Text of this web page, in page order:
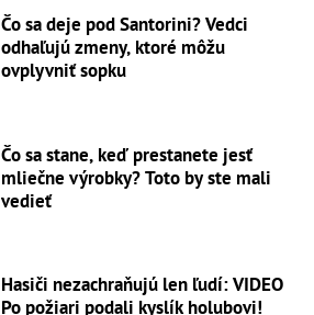
Čo sa deje pod Santorini? Vedci
odhaľujú zmeny, ktoré môžu
ovplyvniť sopku
Čo sa stane, keď prestanete jesť
mliečne výrobky? Toto by ste mali
vedieť
Hasiči nezachraňujú len ľudí: VIDEO
Po požiari podali kyslík holubovi!